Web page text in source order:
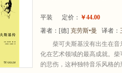
平装 定价： ￥44.00
著者： [德] 克劳斯•曼 译者：
柴可夫斯基没有出生在
化在艺术领域的最高成就。
的悲伤，这种独特音乐风格